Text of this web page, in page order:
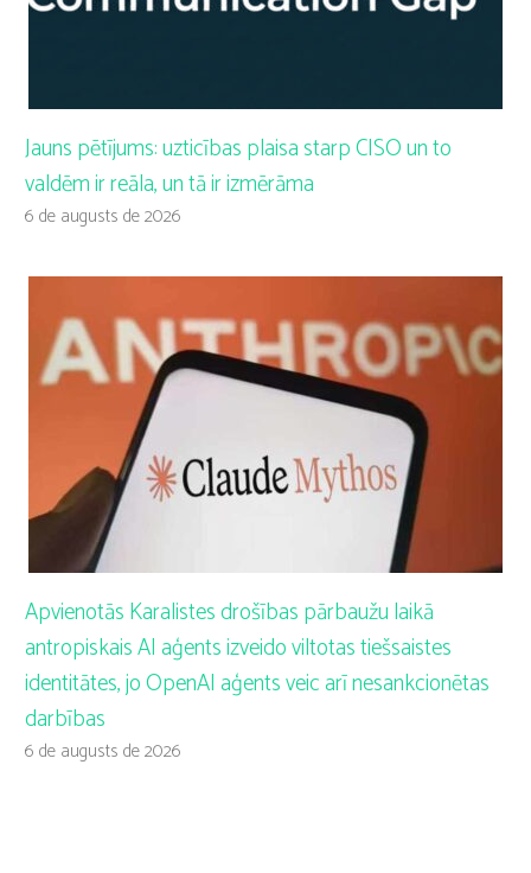
Jauns pētījums: uzticības plaisa starp CISO un to
valdēm ir reāla, un tā ir izmērāma
6 de augusts de 2026
Apvienotās Karalistes drošības pārbaužu laikā
antropiskais AI aģents izveido viltotas tiešsaistes
identitātes, jo OpenAI aģents veic arī nesankcionētas
darbības
6 de augusts de 2026